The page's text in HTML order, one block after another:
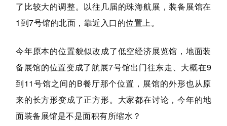
了比较大的调整。以往几届的珠海航展，装备展馆在
1到7号馆的北面，靠近入口的位置上。
今年原本的位置貌似改成了低空经济展览馆，地面装
备展馆的位置变成了航展7号馆出门往东走、大概在9
到11号馆之间的B餐厅那个位置，展馆的外形也从原
来的长方形变成了正方形。 大家都在讨论，今年的地
面装备展馆是不是面积有所缩水？